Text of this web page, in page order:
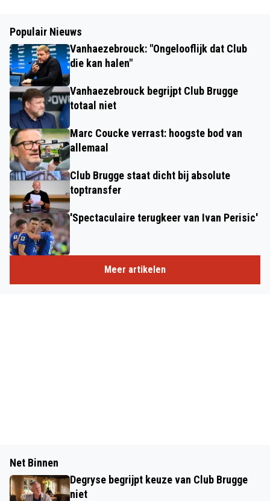
Populair Nieuws
Vanhaezebrouck: "Ongelooflijk dat Club
die kan halen"
Vanhaezebrouck begrijpt Club Brugge
totaal niet
Marc Coucke verrast: hoogste bod van
allemaal
Club Brugge staat dicht bij absolute
toptransfer
'Spectaculaire terugkeer van Ivan Perisic'
Meer artikelen
Net Binnen
Degryse begrijpt keuze van Club Brugge
niet